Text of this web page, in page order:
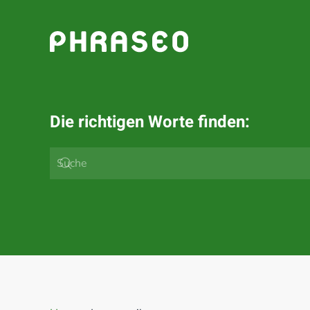
Zum Hauptinhalt springen
Die richtigen Worte finden: